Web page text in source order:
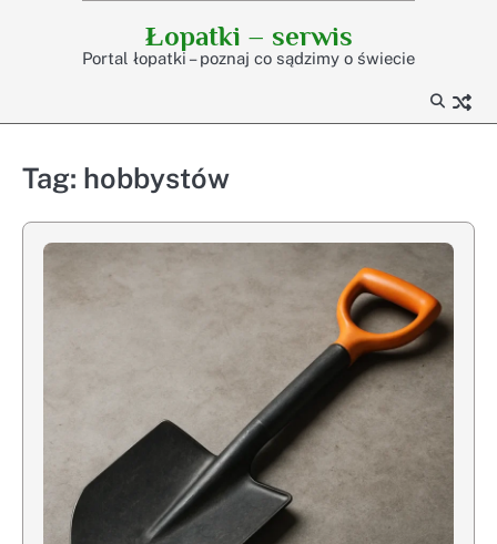
Łopatki – serwis
Portal łopatki – poznaj co sądzimy o świecie
Tag: hobbystów